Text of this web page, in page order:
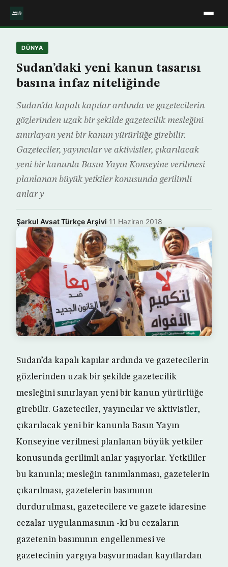
DÜNYA
Sudan’daki yeni kanun tasarısı
basına infaz niteliğinde
Sudan’da kapalı kapılar ardında ve gazetecilerin
gözlerinden uzak bir şekilde gazetecilik mesleğini
sınırlayan yeni bir kanun yürürlüğe girebilir.
Gazeteciler, yayıncılar ve aktivistler, çıkarılacak
yeni bir kanunla Basın Yayın Konseyine verilmesi
planlanan büyük yetkiler konusunda gerilimli
anlar y
Şarkul Avsat Türkçe Arşivi·11 Haziran 2018
Sudan’da kapalı kapılar ardında ve gazetecilerin
gözlerinden uzak bir şekilde gazetecilik
mesleğini sınırlayan yeni bir kanun yürürlüğe
girebilir. Gazeteciler, yayıncılar ve aktivistler,
çıkarılacak yeni bir kanunla Basın Yayın
Konseyine verilmesi planlanan büyük yetkiler
konusunda gerilimli anlar yaşıyorlar. Yetkililer
bu kanunla; mesleğin tanımlanması, gazetelerin
çıkarılması, gazetelerin basımının
durdurulması, gazetecilere ve gazete idaresine
cezalar uygulanmasının -ki bu cezaların
gazetenin basımının engellenmesi ve
gazetecinin yargıya başvurmadan kayıtlardan